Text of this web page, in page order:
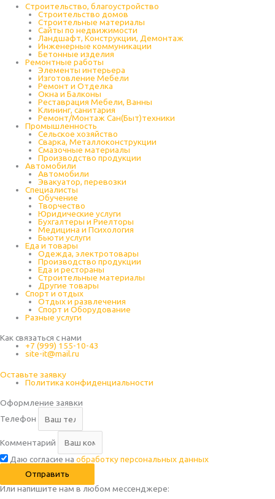
Строительство, благоустройство
Строительство домов
Строительные материалы
Сайты по недвижимости
Ландшафт, Конструкции, Демонтаж
Инженерные коммуникации
Бетонные изделия
Ремонтные работы
Элементы интерьера
Изготовление Мебели
Ремонт и Отделка
Окна и Балконы
Реставрация Мебели, Ванны
Клининг, санитария
Ремонт/Монтаж Сан(Быт)техники
Промышленность
Cельское хозяйство
Сварка, Металлоконструкции
Cмазочные материалы
Производство продукции
Автомобили
Автомобили
Эвакуатор, перевозки
Специалисты
Обучение
Творчество
Юридические услуги
Бухгалтеры и Риелторы
Медицина и Психология
Бьюти услуги
Еда и товары
Одежда, электротовары
Производство продукции
Еда и рестораны
Строительные материалы
Другие товары
Спорт и отдых
Отдых и развлечения
Спорт и Оборудование
Разные услуги
Как связаться с нами
+7 (999) 155-10-43
site-it@mail.ru
Оставьте заявку
Политика конфиденциальности
Оформление заявки
Телефон
Комментарий
Даю согласие на обработку персональных данных
Отправить
Или напишите нам в любом месcенджере: